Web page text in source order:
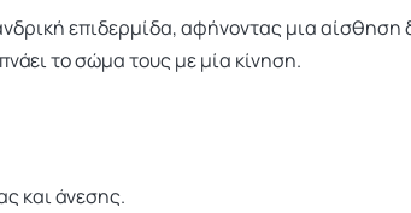
επιδερμίδα, αφήνοντας μια αίσθηση
το σώμα τους με μία κίνηση.
και άνεσης.